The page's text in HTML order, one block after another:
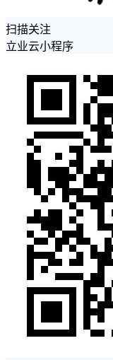
扫描关注
立业云小程序